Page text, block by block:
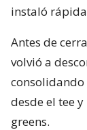
instaló
Antes de
volvió a
desde el tee
greens.